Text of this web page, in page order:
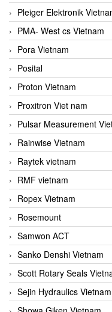
Pleiger Elektronik
PMA- West cs Vietnam
Pora Vietnam
Posital
Proton Vietnam
Proxitron Viet nam
Pulsar Measurement
Rainwise Vietnam
Raytek vietnam
RMF vietnam
Ropex Vietnam
Rosemount
Samwon ACT
Sanko Denshi Vietnam
Scott Rotary Seals
Sejin Hydraulics Vietnam